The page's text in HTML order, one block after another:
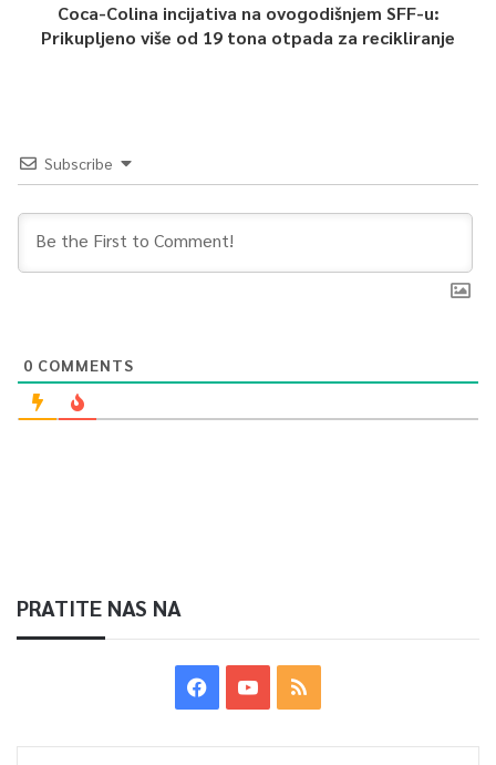
Coca-Colina incijativa na ovogodišnjem SFF-u:
Prikupljeno više od 19 tona otpada za recikliranje
Subscribe
0 COMMENTS
PRATITE NAS NA